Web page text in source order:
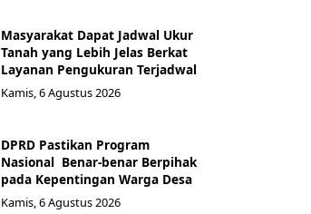
Masyarakat Dapat Jadwal Ukur
Tanah yang Lebih Jelas Berkat
Layanan Pengukuran Terjadwal
Kamis, 6 Agustus 2026
DPRD Pastikan Program
Nasional Benar-benar Berpihak
pada Kepentingan Warga Desa
Kamis, 6 Agustus 2026